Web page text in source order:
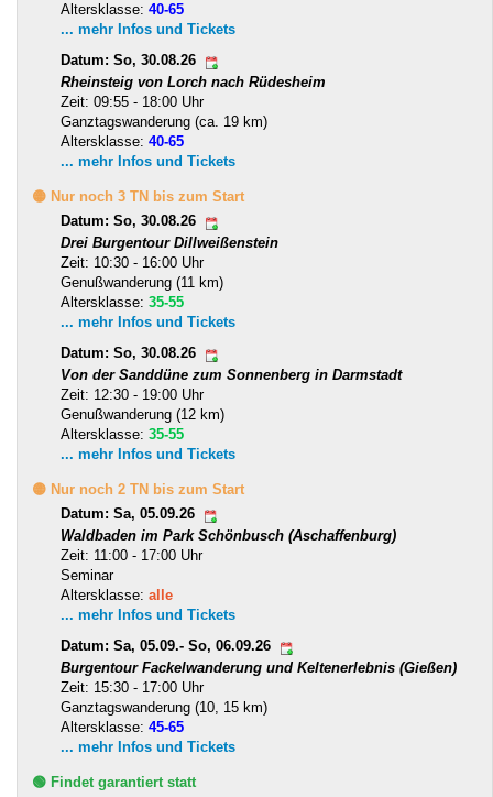
Altersklasse: 40-65
... mehr Infos und Tickets
Datum: So, 30.08.26
Rheinsteig von Lorch nach Rüdesheim
Zeit: 09:55 - 18:00 Uhr
Ganztagswanderung (ca. 19 km)
Altersklasse: 40-65
... mehr Infos und Tickets
🟡 Nur noch 3 TN bis zum Start
Datum: So, 30.08.26
Drei Burgentour Dillweißenstein
Zeit: 10:30 - 16:00 Uhr
Genußwanderung (11 km)
Altersklasse: 35-55
... mehr Infos und Tickets
Datum: So, 30.08.26
Von der Sanddüne zum Sonnenberg in Darmstadt
Zeit: 12:30 - 19:00 Uhr
Genußwanderung (12 km)
Altersklasse: 35-55
... mehr Infos und Tickets
🟡 Nur noch 2 TN bis zum Start
Datum: Sa, 05.09.26
Waldbaden im Park Schönbusch (Aschaffenburg)
Zeit: 11:00 - 17:00 Uhr
Seminar
Altersklasse: alle
... mehr Infos und Tickets
Datum: Sa, 05.09.- So, 06.09.26
Burgentour Fackelwanderung und Keltenerlebnis (Gießen)
Zeit: 15:30 - 17:00 Uhr
Ganztagswanderung (10, 15 km)
Altersklasse: 45-65
... mehr Infos und Tickets
🟢 Findet garantiert statt